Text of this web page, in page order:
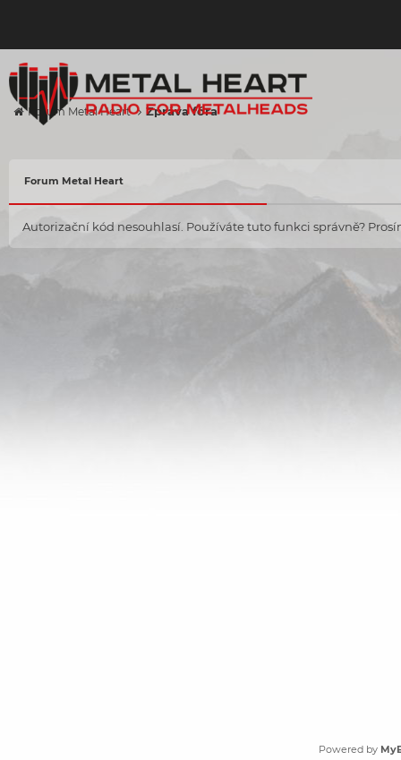
Forum Metal Heart Zpráva fóra
Forum Metal Heart
Autorizační kód nesouhlasí. Používáte tuto funkci správně?
Powered by